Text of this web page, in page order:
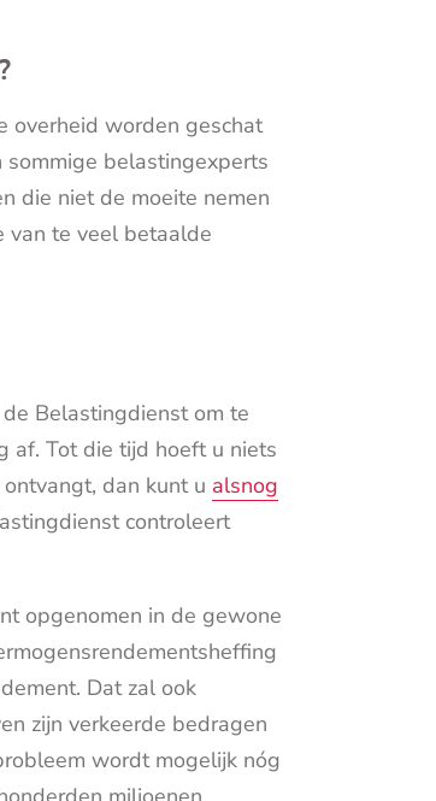
overheid worden geschat
sommige belastingexperts
die niet de moeite nemen
van te veel betaalde
Belastingdienst om te
af. Tot die tijd hoeft u niets
dan kunt u alsnog
controleert
opgenomen in de gewone
Dat zal ook
zijn verkeerde bedragen
wordt mogelijk nóg